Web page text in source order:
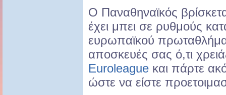
Ο Παναθηναϊκός
έχει μπει σε ρυθμούς
ευρωπαϊκού
αποσκευές σας ό,τι
Euroleague και πάρτε
ώστε να είστε